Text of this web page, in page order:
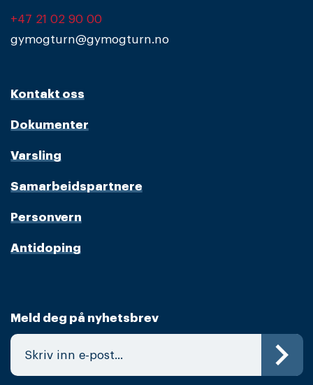
+47 21 02 90 00
gymogturn@gymogturn.no
Kontakt oss
Dokumenter
Varsling
Samarbeidspartnere
Personvern
Antidoping
Meld deg på nyhetsbrev